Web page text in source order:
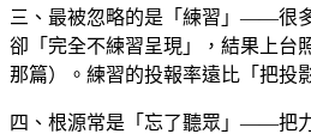
三、最被忽略的是「練習」——很
卻「完全不練習呈現」，結果上台
那篇）。練習的投報率遠比「把投
四、根源常是「忘了聽眾」——把